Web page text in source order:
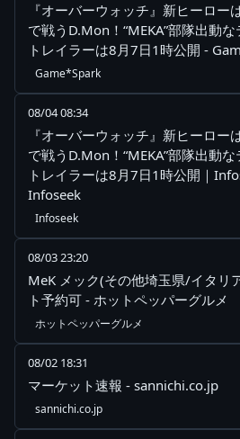
『オーバーウォッチ』新ヒーロー
で戦うD.Mon！“MEKA”部隊出動な
トレイラーは8月7日1時公開 -
Game*Spark
08/04 08:34
『オーバーウォッチ』新ヒーロー
で戦うD.Mon！“MEKA”部隊出動な
トレイラーは8月7日1時公開｜
Infoseek
Infoseek
08/03 23:20
MeK メック(その他埼玉県/イタリ
ト予約可 - ホットペッパーグルメ
ホットペッパーグルメ
08/02 18:31
マーケット速報 - sannichi.co.jp
sannichi.co.jp